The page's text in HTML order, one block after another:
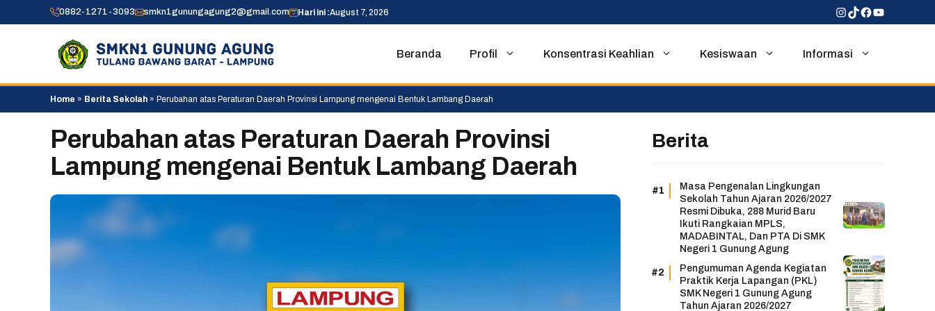
to
0882-1271-3093 smkn1gunungagung2@gmail.com Hari ini :August 7, 2026 Instagram
TikTok
Facebook
YouTube
Beranda Profil Konsentrasi Keahlian Kesiswaan Informasi
Home » Berita Sekolah » Perubahan atas Peraturan Daerah Provinsi Lampung mengenai Bentuk Lambang Daerah
Perubahan atas Peraturan Daerah Provinsi
Lampung mengenai Bentuk Lambang Daerah
Berita
Masa Pengenalan Lingkungan
Sekolah Tahun Ajaran 2026/2027
Resmi Dibuka, 288 Murid Baru
Ikuti Rangkaian MPLS,
MADABINTAL, Dan PTA Di SMK
Negeri 1 Gunung Agung
Pengumuman Agenda Kegiatan
Praktik Kerja Lapangan (PKL)
SMK Negeri 1 Gunung Agung
Tahun Ajaran 2026/2027